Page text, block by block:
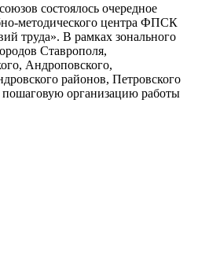
состоялось очередное
методического центра ФПСК
труда». В рамках зонального
Ставрополя,
Андроповского,
районов, Петровского
пошаговую организацию работы